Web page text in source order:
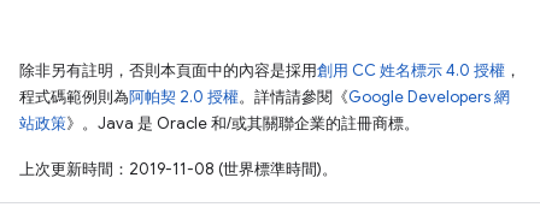
除非另有註明，否則本頁面中的內容是採用創用 CC 姓名標示 4.0 授權 ，
程式碼範例則為阿帕契 2.0 授權。詳情請參閱《Google Developers 網
站政策》。Java 是 Oracle 和/或其關聯企業的註冊商標。
上次更新時間：2019-11-08 (世界標準時間)。